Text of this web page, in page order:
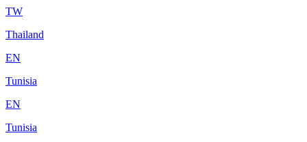
TW
Thailand
EN
Tunisia
EN
Tunisia